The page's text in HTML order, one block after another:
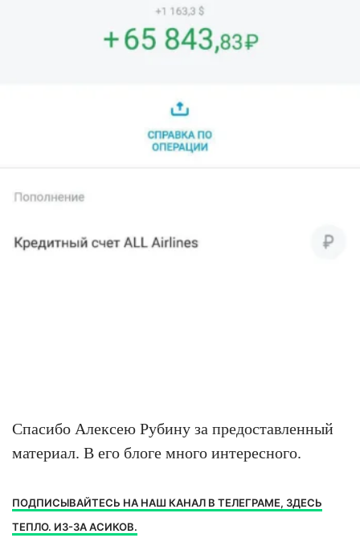
Спасибо Алексею Рубину за предоставленный
материал. В его блоге много интересного.
ПОДПИСЫВАЙТЕСЬ НА НАШ КАНАЛ В ТЕЛЕГРАМЕ, ЗДЕСЬ
ТЕПЛО. ИЗ-ЗА АСИКОВ.